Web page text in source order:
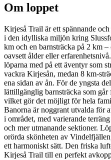
Om loppet
Kirjeså Trail är ett spännande
i den idylliska miljön kring
km och en barnsträcka på 2 km
oavsett ålder eller
löparna med på ett äventyr som
vackra Kirjesån, medan 8 km-
ena sidan av ån. För de yngsta
lättillgänglig barnsträcka som
vilket gör det möjligt för hela
Banorna är noggrant utvalda för
i området, med varierande
och mer utmanande sektioner.
orörda skönheten av
ett harmoniskt sätt. Den friska
Kirjeså Trail till en perfekt